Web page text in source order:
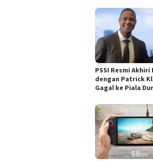
PSSI Resmi Akhiri
dengan Patrick
Gagal ke Piala